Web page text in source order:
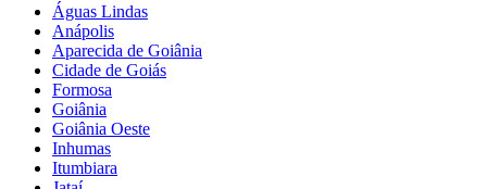
Águas Lindas
Anápolis
Aparecida de Goiânia
Cidade de Goiás
Formosa
Goiânia
Goiânia Oeste
Inhumas
Itumbiara